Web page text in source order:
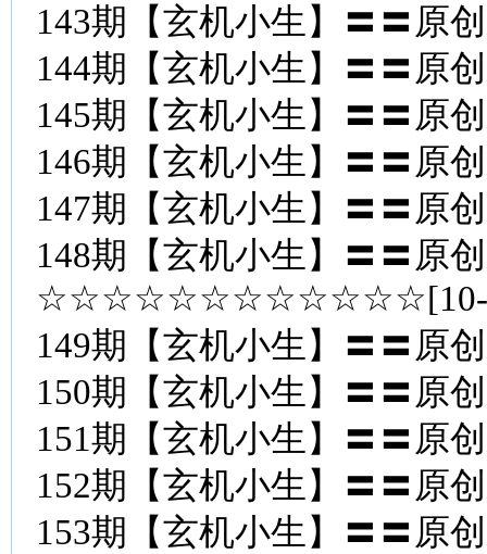
143期【玄机小生】〓〓原
144期【玄机小生】〓〓原
145期【玄机小生】〓〓原
146期【玄机小生】〓〓原
147期【玄机小生】〓〓原
148期【玄机小生】〓〓原
149期【玄机小生】〓〓原
150期【玄机小生】〓〓原
151期【玄机小生】〓〓原
152期【玄机小生】〓〓原
153期【玄机小生】〓〓原